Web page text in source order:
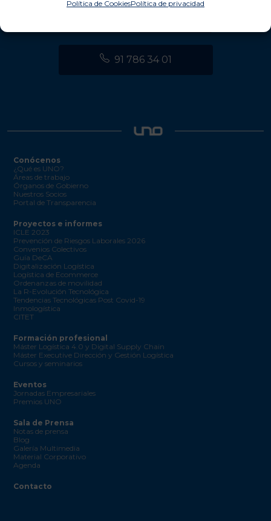
Política de CookiesPolítica de privacidad
91 786 34 01
Conócenos
¿Qué es UNO?
Áreas de trabajo
Órganos de Gobierno
Nuestros Socios
Portal de Transparencia
Proyectos e informes
ICLE 2023
Prevención de Riesgos Laborales 2026
Convenios Colectivos
Guía DeCA
Digitalización Logística
Logística de Ecommerce
Ordenanzas de movilidad
La R-Evolución Tecnológica
Tendencias Tecnológicas Post Covid-19
Inmologística
CITET
Formación profesional
Máster Logística 4.0 y Digital Supply Chain
Máster Executive Dirección y Gestión Logística
Cursos y seminarios
Eventos
Jornadas Empresariales
Premios UNO
Sala de Prensa
Notas de prensa
Blog
Galería Multimedia
Material Corporativo
Agenda
Contacto